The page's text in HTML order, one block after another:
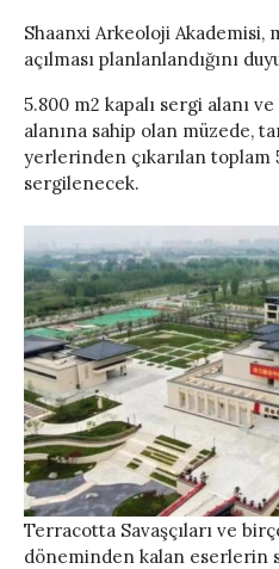
Shaanxi Arkeoloji Akademisi,
açılması planlanlandığını
5.800 m2 kapalı sergi alanı
alanına sahip olan müzede,
yerlerinden çıkarılan toplam
sergilenecek.
Terracotta Savaşçıları ve
döneminden kalan eserlerin